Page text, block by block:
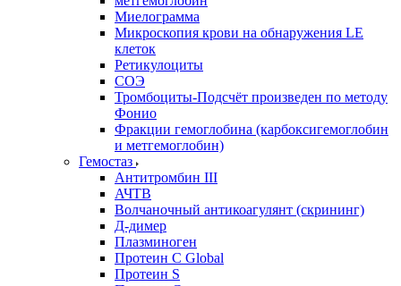
Миелограмма
Микроскопия крови на обнаружения LE
клеток
Ретикулоциты
СОЭ
Тромбоциты-Подсчёт произведен по методу
Фонио
Фракции гемоглобина (карбоксигемоглобин
и метгемоглобин)
Гемостаз
Антитромбин III
АЧТВ
Волчаночный антикоагулянт (скрининг)
Д-димер
Плазминоген
Протеин C Global
Протеин S